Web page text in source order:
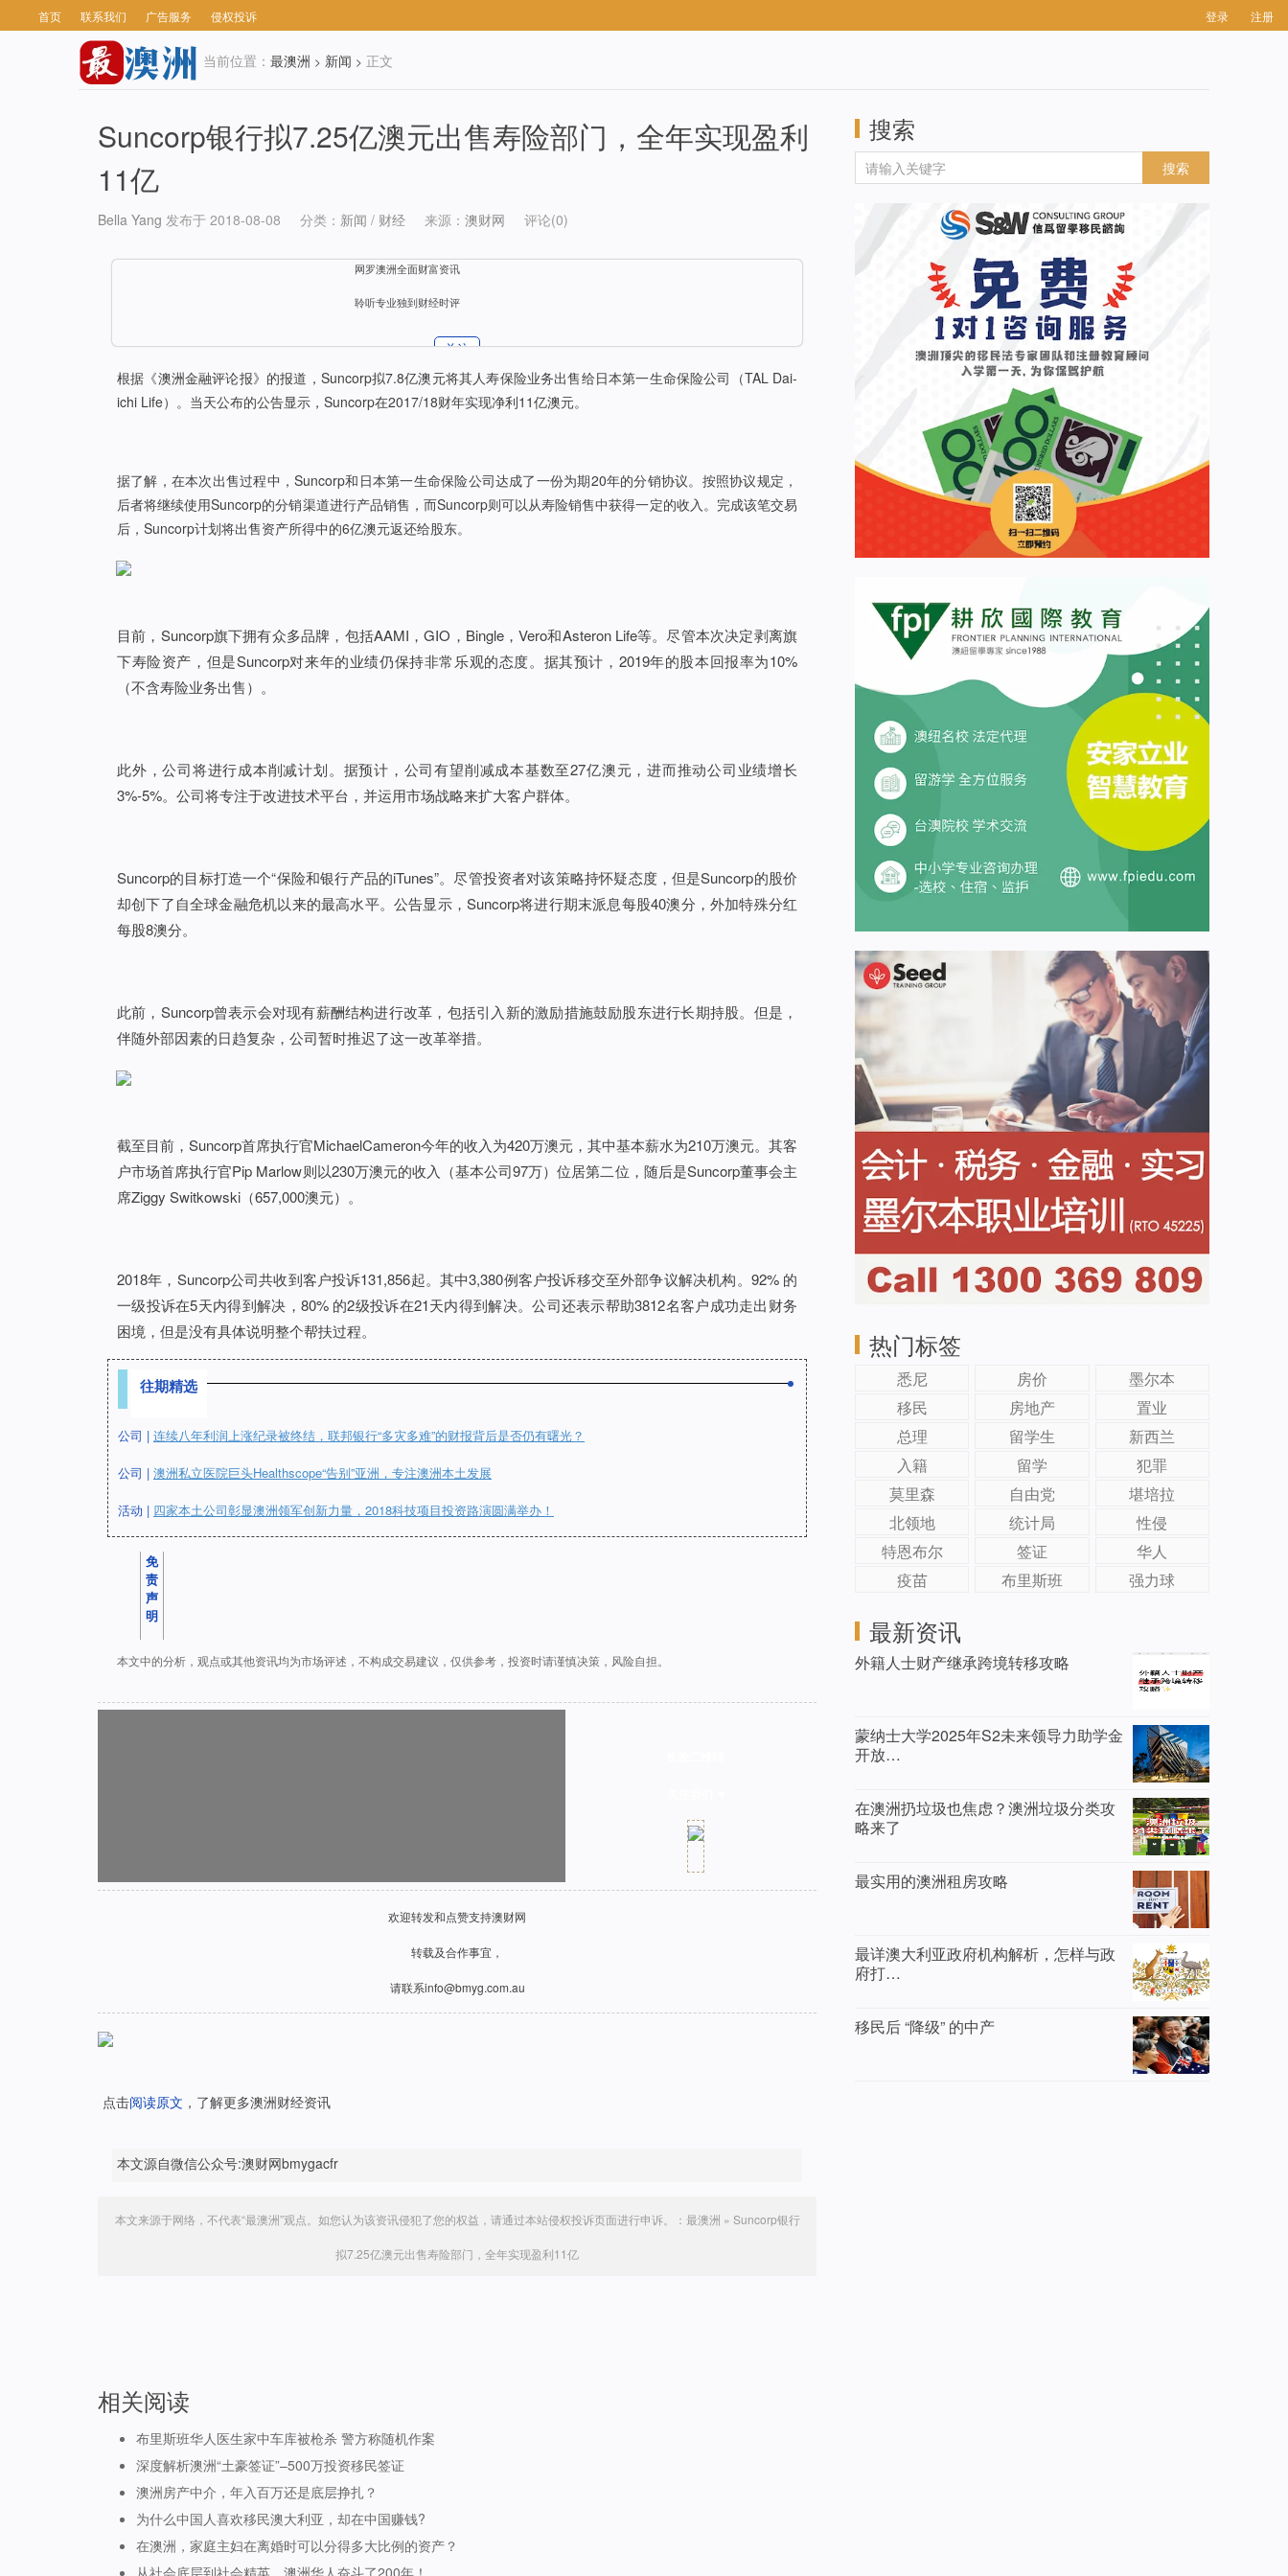
首页 联系我们 广告服务 侵权投诉 登录 注册
当前位置： 最澳洲 > 新闻 > 正文
Suncorp银行拟7.25亿澳元出售寿险部门，全年实现盈利
11亿
Bella Yang 发布于 2018-08-08 分类： 新闻 / 财经 来源： 澳财网 评论(0)
网罗澳洲全面财富资讯
聆听专业独到财经时评
关注
根据《澳洲金融评论报》的报道，Suncorp拟7.8亿澳元将其人寿保险业务出售给日本第一生命保险公司（TAL Dai-
ichi Life）。当天公布的公告显示，Suncorp在2017/18财年实现净利11亿澳元。
据了解，在本次出售过程中，Suncorp和日本第一生命保险公司达成了一份为期20年的分销协议。按照协议规定，
后者将继续使用Suncorp的分销渠道进行产品销售，而Suncorp则可以从寿险销售中获得一定的收入。完成该笔交易
后，Suncorp计划将出售资产所得中的6亿澳元返还给股东。
目前，Suncorp旗下拥有众多品牌，包括AAMI，GIO，Bingle，Vero和Asteron Life等。尽管本次决定剥离旗
下寿险资产，但是Suncorp对来年的业绩仍保持非常乐观的态度。据其预计，2019年的股本回报率为10%
（不含寿险业务出售）。
此外，公司将进行成本削减计划。据预计，公司有望削减成本基数至27亿澳元，进而推动公司业绩增长
3%-5%。公司将专注于改进技术平台，并运用市场战略来扩大客户群体。
Suncorp的目标打造一个“保险和银行产品的iTunes”。尽管投资者对该策略持怀疑态度，但是Suncorp的股价
却创下了自全球金融危机以来的最高水平。公告显示，Suncorp将进行期末派息每股40澳分，外加特殊分红
每股8澳分。
此前，Suncorp曾表示会对现有薪酬结构进行改革，包括引入新的激励措施鼓励股东进行长期持股。但是，
伴随外部因素的日趋复杂，公司暂时推迟了这一改革举措。
截至目前，Suncorp首席执行官MichaelCameron今年的收入为420万澳元，其中基本薪水为210万澳元。其客
户市场首席执行官Pip Marlow则以230万澳元的收入（基本公司97万）位居第二位，随后是Suncorp董事会主
席Ziggy Switkowski（657,000澳元）。
2018年，Suncorp公司共收到客户投诉131,856起。其中3,380例客户投诉移交至外部争议解决机构。92% 的
一级投诉在5天内得到解决，80% 的2级投诉在21天内得到解决。公司还表示帮助3812名客户成功走出财务
困境，但是没有具体说明整个帮扶过程。
往期精选
公司 | 连续八年利润上涨纪录被终结，联邦银行“多灾多难”的财报背后是否仍有曙光？
公司 | 澳洲私立医院巨头Healthscope“告别”亚洲，专注澳洲本土发展
活动 | 四家本土公司彰显澳洲领军创新力量，2018科技项目投资路演圆满举办！
免
责
声
明
本文中的分析，观点或其他资讯均为市场评述，不构成交易建议，仅供参考，投资时请谨慎决策，风险自担。
欢迎转发和点赞支持澳财网
转载及合作事宜，
请联系info@bmyg.com.au
点击阅读原文 ，了解更多澳洲财经资讯
本文源自微信公众号:澳财网bmygacfr
本文来源于网络，不代表“最澳洲”观点。如您认为该资讯侵犯了您的权益，请通过本站侵权投诉页面进行申诉。： 最澳洲 » Suncorp银行
拟7.25亿澳元出售寿险部门，全年实现盈利11亿
相关阅读
布里斯班华人医生家中车库被枪杀 警方称随机作案
深度解析澳洲“土豪签证”–500万投资移民签证
澳洲房产中介，年入百万还是底层挣扎？
为什么中国人喜欢移民澳大利亚，却在中国赚钱?
在澳洲，家庭主妇在离婚时可以分得多大比例的资产？
从社会底层到社会精英，澳洲华人奋斗了200年！
搜索
热门标签
悉尼 房价
墨尔本
移民
房地产
置业
总理
留学生
新西兰
入籍
留学
犯罪
莫里森
自由党
堪培拉
北领地
统计局
性侵
特恩布尔
签证
华人
疫苗
布里斯班 强力球
最新资讯
外籍人士财产继承跨境转移攻略
蒙纳士大学2025年S2未来领导力助学金
开放…
在澳洲扔垃圾也焦虑？澳洲垃圾分类攻
略来了
最实用的澳洲租房攻略
最详澳大利亚政府机构解析，怎样与政
府打…
移民后 “降级” 的中产